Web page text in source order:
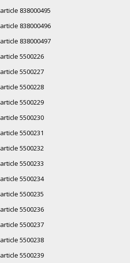
article 838000495
article 838000496
article 838000497
article 5500226
article 5500227
article 5500228
article 5500229
article 5500230
article 5500231
article 5500232
article 5500233
article 5500234
article 5500235
article 5500236
article 5500237
article 5500238
article 5500239